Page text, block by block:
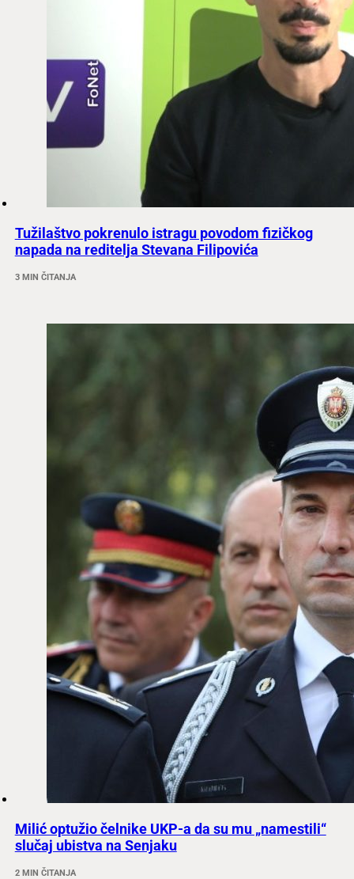
Tužilaštvo pokrenulo istragu povodom fizičkog
napada na reditelja Stevana Filipovića
3 MIN ČITANJA
Milić optužio čelnike UKP-a da su mu „namestili“
slučaj ubistva na Senjaku
2 MIN ČITANJA